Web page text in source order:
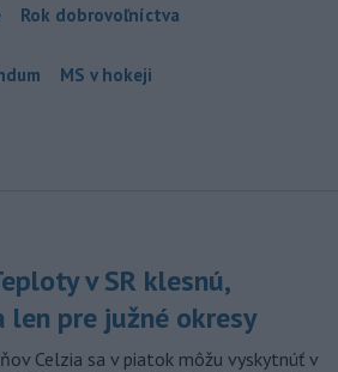
Rok dobrovoľníctva
MS v hokeji
v SR klesnú,
pre južné okresy
Celzia sa v piatok môžu vyskytnúť v